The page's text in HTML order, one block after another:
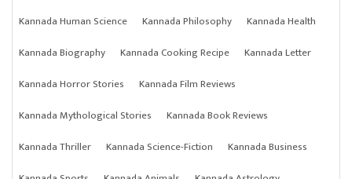
Kannada Human Science
Kannada Philosophy
Kannada Health
Kannada Biography
Kannada Cooking Recipe
Kannada Letter
Kannada Horror Stories
Kannada Film Reviews
Kannada Mythological Stories
Kannada Book Reviews
Kannada Thriller
Kannada Science-Fiction
Kannada Business